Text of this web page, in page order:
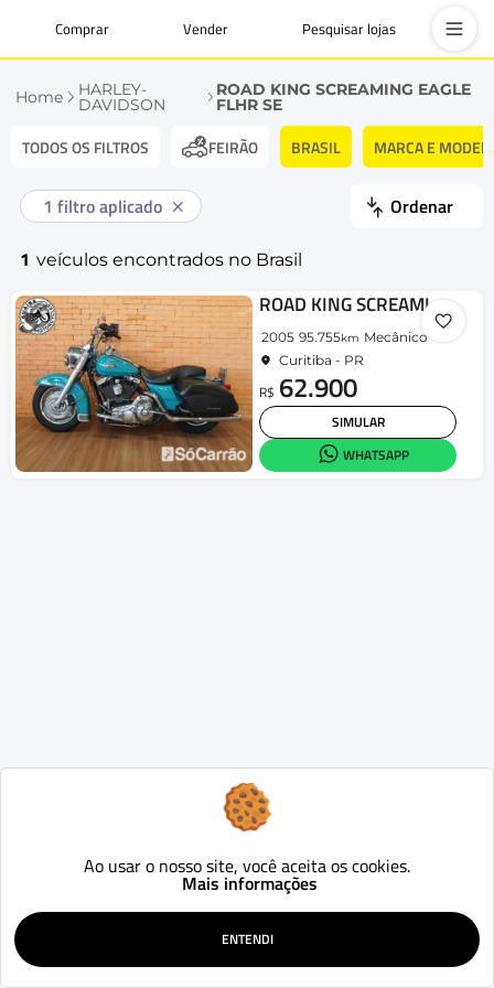
Comprar Vender Pesquisar lojas
Home HARLEY-
DAVIDSON
ROAD KING SCREAMING EAGLE
FLHR SE
TODOS OS FILTROS FEIRÃO BRASIL MARCA E
1 filtro aplicado
Ordenar
1 veículos encontrados no Brasil
2005 95.755km Mecânico
Curitiba - PR
R$ 62.900
SIMULAR
WHATSAPP
Ao usar o nosso site, você aceita os cookies.
Mais informações
ENTENDI